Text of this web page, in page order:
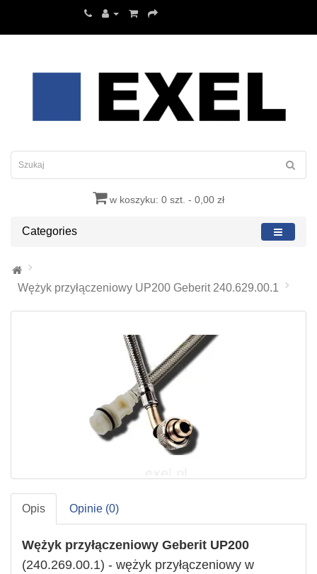
w koszyku: 0 szt. - 0,00 zł
Categories
Wężyk przyłączeniowy UP200 Geberit 240.629.00.1
Opis Opinie (0)
Wężyk przyłączeniowy Geberit UP200
(240.269.00.1) - wężyk przyłączeniowy w